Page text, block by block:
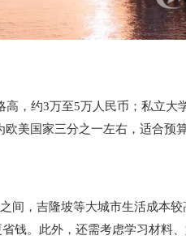
，约3万至5万人民币；私立
美国家三分之一左右，适合预
间，吉隆坡等大城市生活成本
钱。此外，还需考虑学习材料、